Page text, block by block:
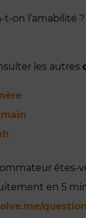
t-on
les autres
êtes-
en 5